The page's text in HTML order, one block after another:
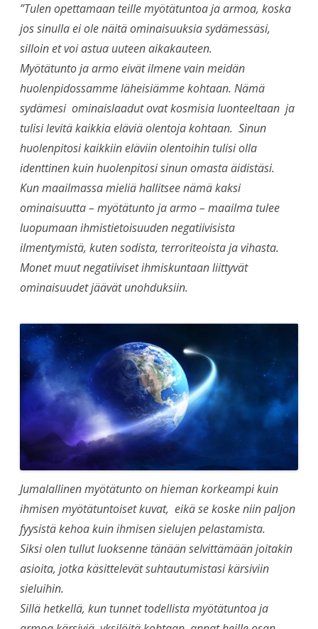
”Tulen opettamaan teille myötätuntoa ja armoa, koska
jos sinulla ei ole näitä ominaisuuksia sydämessäsi,
silloin et voi astua uuteen aikakauteen.
Myötätunto ja armo eivät ilmene vain meidän
huolenpidossamme läheisiämme kohtaan. Nämä
sydämesi ominaislaadut ovat kosmisia luonteeltaan ja
tulisi levitä kaikkia eläviä olentoja kohtaan. Sinun
huolenpitosi kaikkiin eläviin olentoihin tulisi olla
identtinen kuin huolenpitosi sinun omasta äidistäsi.
Kun maailmassa mieliä hallitsee nämä kaksi
ominaisuutta – myötätunto ja armo – maailma tulee
luopumaan ihmistietoisuuden negatiivisista
ilmentymistä, kuten sodista, terroriteoista ja vihasta.
Monet muut negatiiviset ihmiskuntaan liittyvät
ominaisuudet jäävät unohduksiin.
Jumalallinen myötätunto on hieman korkeampi kuin
ihmisen myötätuntoiset kuvat, eikä se koske niin paljon
fyysistä kehoa kuin ihmisen sielujen pelastamista.
Siksi olen tullut luoksenne tänään selvittämään joitakin
asioita, jotka käsittelevät suhtautumistasi kärsiviin
sieluihin.
Sillä hetkellä, kun tunnet todellista myötätuntoa ja